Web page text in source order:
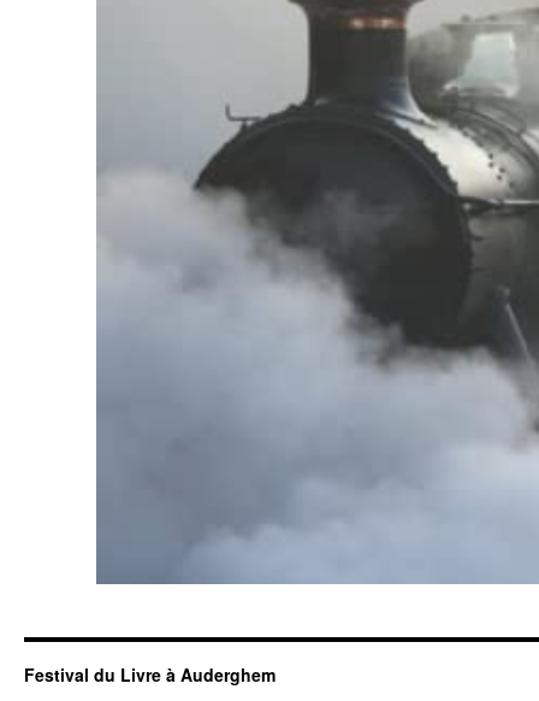
Festival du Livre à Auderghem